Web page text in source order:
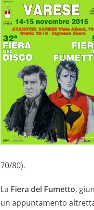
70/80).
La Fiera del Fumetto,
un appuntamento